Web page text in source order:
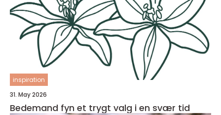
inspiration
31. May 2026
Bedemand fyn et trygt valg i en svær tid